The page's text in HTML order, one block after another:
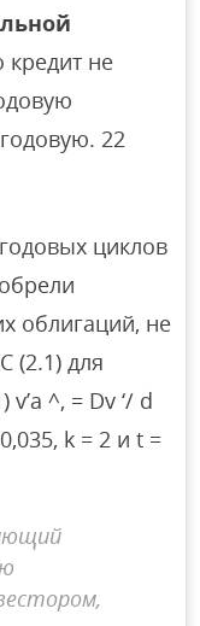
кредит не
22
циклов
облигаций, не
(2.1) для
^, = Dv ‘/ d
k = 2 и t =